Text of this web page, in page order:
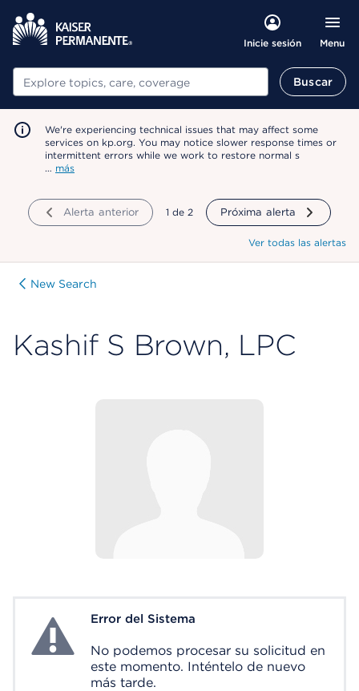
Inicie sesión Menu
Buscar Buscar
We're experiencing technical issues that may affect some
services on kp.org. You may notice slower response times or
intermittent errors while we work to restore normal s
… más
Alerta anterior mostrando
1 de 2 Próxima alerta
Ver todas las alertas
New Search
Kashif S Brown, LPC
System ErrorError del Sistema
No podemos procesar su solicitud en
este momento. Inténtelo de nuevo
más tarde.